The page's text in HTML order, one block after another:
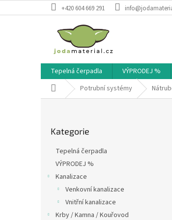
na
+420 604 669 291
Tepelná čerpadla VÝPRODEJ %
Domů Potrubní systémy
kategorie
Kategorie
Tepelná čerpadla
VÝPRODEJ %
Kanalizace
Venkovní kanalizace
Vnitřní kanalizace
Krby / Kamna / Kouřovod